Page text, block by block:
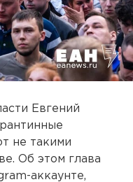
Евгений
не такими
Об этом глава
аккаунте,